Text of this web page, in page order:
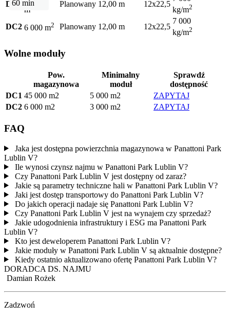
60 min
DC1
m2 Planowany 12,00 m 12x22,5
kg/m2
DC2 6 000 m2 Planowany 12,00 m 12x22,5
7 000
kg/m2
Wolne moduły
Pow.
magazynowa
Minimalny
moduł
Sprawdź
dostępność
DC1 45 000 m2 5 000 m2
ZAPYTAJ
DC2 6 000 m2 3 000 m2 ZAPYTAJ
FAQ
Jaka jest dostępna powierzchnia magazynowa w Panattoni Park
Lublin V?
Ile wynosi czynsz najmu w Panattoni Park Lublin V?
Czy Panattoni Park Lublin V jest dostępny od zaraz?
Jakie są parametry techniczne hali w Panattoni Park Lublin V?
Jaki jest dostęp transportowy do Panattoni Park Lublin V?
Do jakich operacji nadaje się Panattoni Park Lublin V?
Czy Panattoni Park Lublin V jest na wynajem czy sprzedaż?
Jakie udogodnienia infrastruktury i ESG ma Panattoni Park
Lublin V?
Kto jest deweloperem Panattoni Park Lublin V?
Jakie moduły w Panattoni Park Lublin V są aktualnie dostępne?
Kiedy ostatnio aktualizowano ofertę Panattoni Park Lublin V?
DORADCA DS. NAJMU
Damian Rożek
Zadzwoń